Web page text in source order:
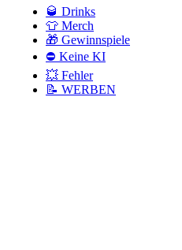
🥃 Drinks
👕 Merch
🎁 Gewinnspiele
⛔ Keine KI
💥 Fehler
📝 WERBEN